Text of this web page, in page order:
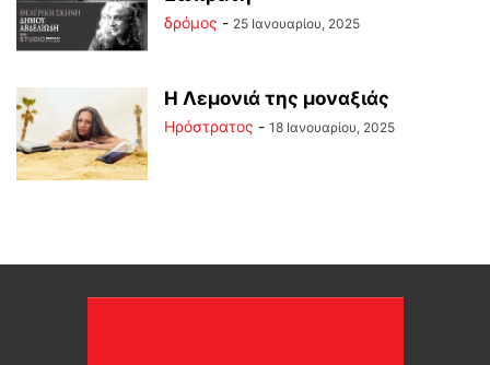
δρόμος - 25 Ιανουαρίου, 2025
Η Λεμονιά της μοναξιάς
Ηρόστρατος - 18 Ιανουαρίου, 2025